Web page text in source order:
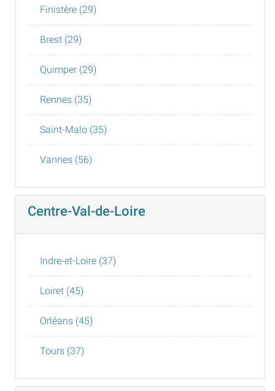
Finistère (29)
Brest (29)
Quimper (29)
Rennes (35)
Saint-Malo (35)
Vannes (56)
Centre-Val-de-Loire
Indre-et-Loire (37)
Loiret (45)
Orléans (45)
Tours (37)